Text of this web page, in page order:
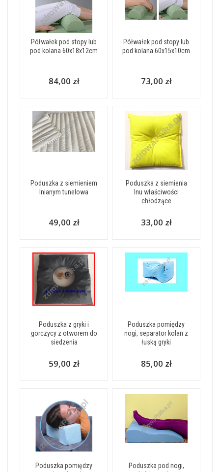
Półwałek pod stopy lub
pod kolana 60x18x12cm
84,00 zł
Półwałek pod stopy lub
pod kolana 60x15x10cm
73,00 zł
Poduszka z siemieniem
lnianym tunelowa
49,00 zł
Poduszka z siemienia
lnu właściwości
chłodzące
33,00 zł
Poduszka z gryki i
gorczycy z otworem do
siedzenia
59,00 zł
Poduszka pomiędzy
nogi, separator kolan z
łuską gryki
85,00 zł
Poduszka pomiędzy
Poduszka pod nogi,